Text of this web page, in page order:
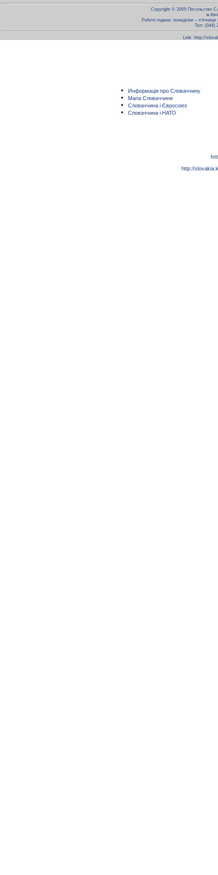
Copyright © 2005 Посольство
Робочі години: понеділок –
Тел: (044)
Link: http://
Информація прo Cловаччину
Мапа Словаччини
Словаччина і Євросоюз
Словаччина і НАТО
http://